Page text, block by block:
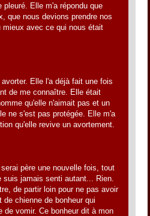
pleuré. Elle m'a répondu que
que nous devions prendre nos
mieux avec ce qui nous était
Elle l'a déjà fait une fois
de me connaître. Elle était
qu'elle n'aimait pas et un
ne s'est pas protégée. Elle m'a
qu'elle revive un avortement.
père une nouvelle fois, tout
suis jamais senti autant... Rien.
de partir loin pour ne pas avoir
chienne de bonheur qui
de vomir. Ce bonheur dit à mon